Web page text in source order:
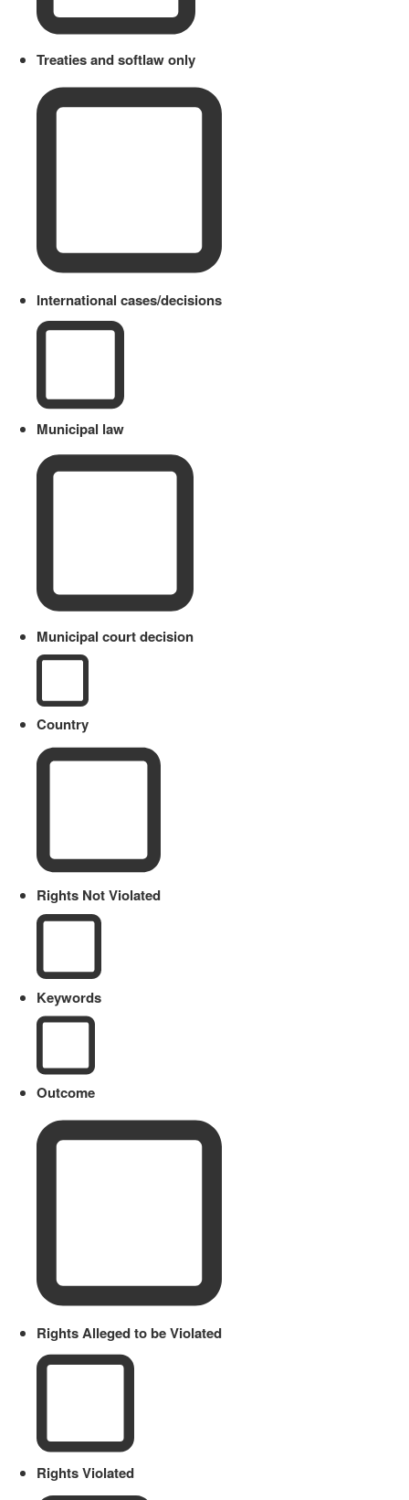
Treaties and softlaw only
International cases/decisions
Municipal law
Municipal court decision
Country
Rights Not Violated
Keywords
Outcome
Rights Alleged to be Violated
Rights Violated